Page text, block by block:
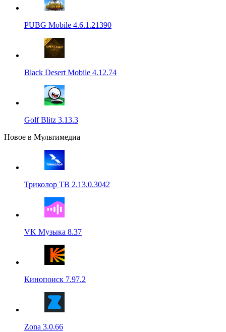
PUBG Mobile 4.6.1.21390
Black Desert Mobile 4.12.74
Golf Blitz 3.13.3
Новое в Мультимедиа
Триколор ТВ 2.13.0.3042
VK Музыка 8.37
Кинопоиск 7.97.2
Zona 3.0.66